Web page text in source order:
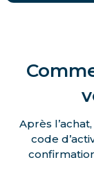
Après
code